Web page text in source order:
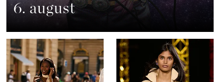
6. august